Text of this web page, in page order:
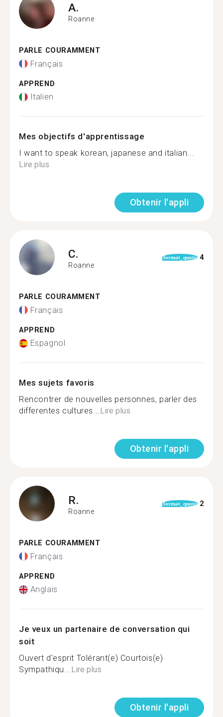
A.
Roanne
PARLE COURAMMENT
Français
APPREND
Italien
Mes objectifs d'apprentissage
I want to speak korean, japanese and italian...
Lire plus
Obtenir l'appli
C.
Roanne
format_quote 4
PARLE COURAMMENT
Français
APPREND
Espagnol
Mes sujets favoris
Rencontrer de nouvelles personnes, parler des
differentes cultures...Lire plus
Obtenir l'appli
R.
Roanne
format_quote 2
PARLE COURAMMENT
Français
APPREND
Anglais
Je veux un partenaire de conversation qui
soit
Ouvert d'esprit Tolérant(e) Courtois(e)
Sympathiqu...Lire plus
Obtenir l'appli